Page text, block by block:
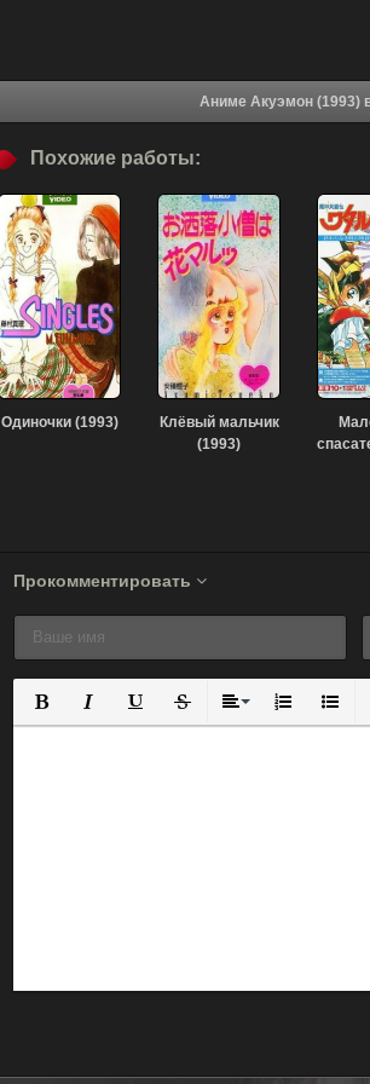
Похожие работы:
Одиночки (1993)
Клёвый мальчик
(1993)
Прокомментировать
Полужирный
КурсивПодчеркнутый
ЗачеркнутыйВыравнивание